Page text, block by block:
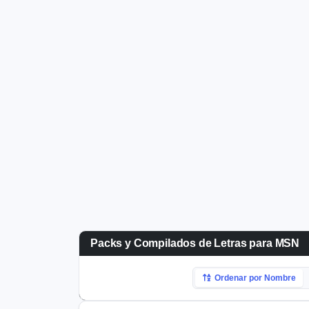
Packs y Compilados de Letras para MSN
Ordenar por Nombre